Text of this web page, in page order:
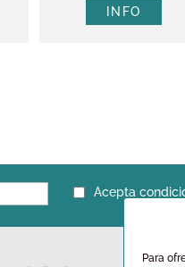
Para
INFO
Acepta